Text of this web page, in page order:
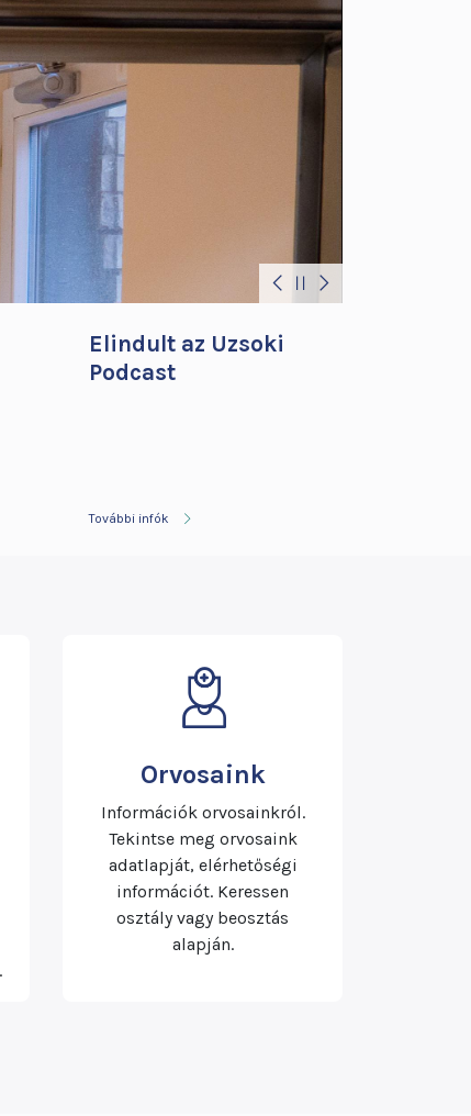
Elindult az Uzsoki
Podcast
További infók
Orvosaink
Információk orvosainkról.
Tekintse meg orvosaink
adatlapját, elérhetőségi
információt. Keressen
osztály vagy beosztás
alapján.